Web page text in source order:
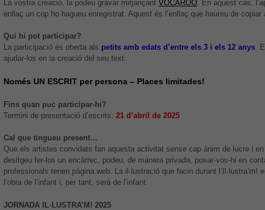
La vostra creació, la podeu gravar mitjançantVOCAROO . En aquest cas,
enllaç un cop ho hagueu enregistrat. Aquest és l’enllaç que haureu de copiar
Qui hi pot participar?
La participació és oberta als petits amb edats d’entre els 3 i els 12 anys.
ajudar-los en la creació del seu text.
Només UN ESCRIT per persona – Places limitades!
Fins quan puc participar-hi?
Termini de presentació d’escrits:21 d’abril de 2025
Cal que tingueu present…
Que els artistes convidats fan aquesta activitat sense cap ànim de lucre i
desitgeu fer-los un encàrrec, podeu, de manera privada, posar-vos-hi en
professionals tenen pàgina web. La il·lustració que facin durant l’Il·lustra’m!
l’obra de l’infant i, per tant, serà de l’infant.
JORNADA IL·LUSTRA’M! 2025